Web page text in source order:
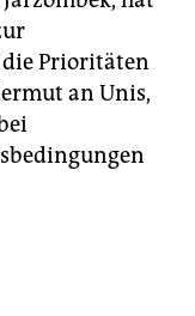
Prioritäten
an Unis,